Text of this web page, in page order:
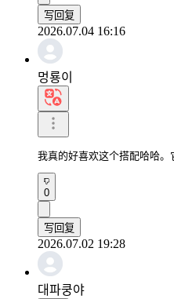
写回复
2026.07.04 16:16
멍룡이
我真的好喜欢这个搭配哈哈。
0
写回复
2026.07.02 19:28
대파쿵야